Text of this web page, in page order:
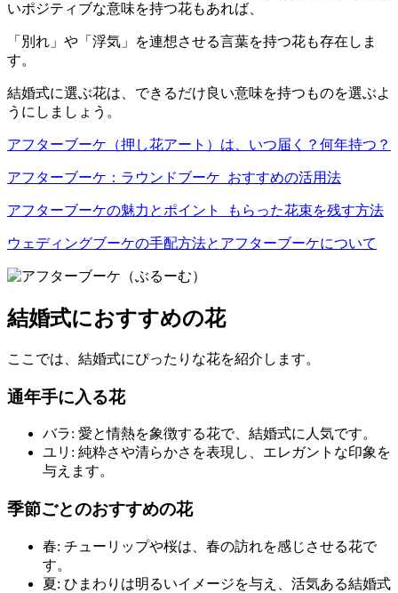
いポジティブな意味を持つ花もあれば、
「別れ」や「浮気」を連想させる言葉を持つ花も存在しま
す。
結婚式に選ぶ花は、できるだけ良い意味を持つものを選ぶよ
うにしましょう。
アフターブーケ（押し花アート）は、いつ届く？何年持つ？
アフターブーケ：ラウンドブーケ_おすすめの活用法
アフターブーケの魅力とポイント_もらった花束を残す方法
ウェディングブーケの手配方法とアフターブーケについて
結婚式におすすめの花
ここでは、結婚式にぴったりな花を紹介します。
通年手に入る花
バラ: 愛と情熱を象徴する花で、結婚式に人気です。
ユリ: 純粋さや清らかさを表現し、エレガントな印象を
与えます。
季節ごとのおすすめの花
春: チューリップや桜は、春の訪れを感じさせる花で
す。
夏: ひまわりは明るいイメージを与え、活気ある結婚式